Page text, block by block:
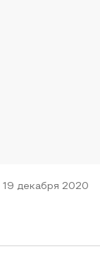
19 декабря 2020